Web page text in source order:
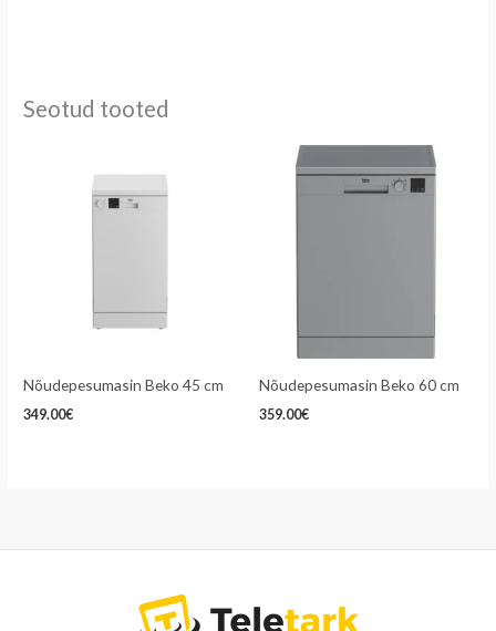
Seotud tooted
Nõudepesumasin Beko 45 cm
349.00€
Nõudepesumasin Beko 60 cm
359.00€